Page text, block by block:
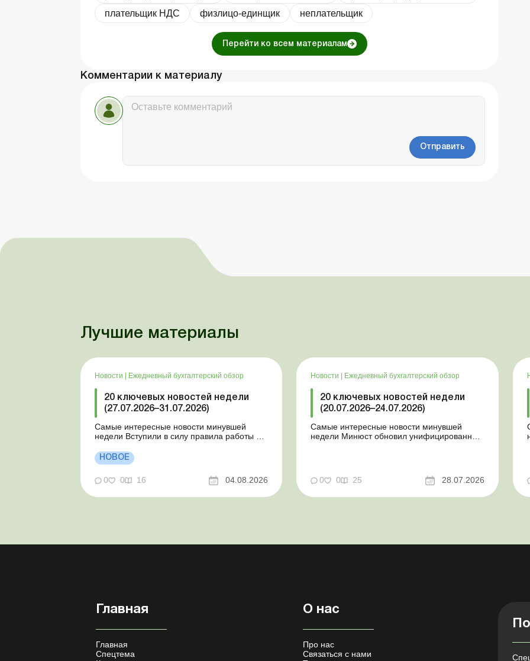
плательщик НДС
физлицо-единщик неплательщик
Перейти ко всем материалам
Комментарии к материалу
Отправить
Лучшие материалы
Новости | Ежедневный бухгалтерский обзор
20 ключевых новостей недели
(27.07.2026–31.07.2026)
Самые интересные новости минувшей
недели Вступили в силу правила работы и
законы о мобилизации и военном
положении Для сельхозпредприятий и ФЛП
введены новые разовые статистические
формы Со 2 августа изменяется порядок
НОВОЕ
0 0 16 04.08.2026
Новости | Ежедневный бухгалтерский обзор
20 ключевых новостей недели
(20.07.2026–24.07.2026)
Самые интересные новости минувшей
недели Минюст обновил унифицированные
«в розыске»: что нужно знать
0 0 25 28.07.2026
Главная
Главная
Спецтема
О нас
Про нас
Связаться с нами